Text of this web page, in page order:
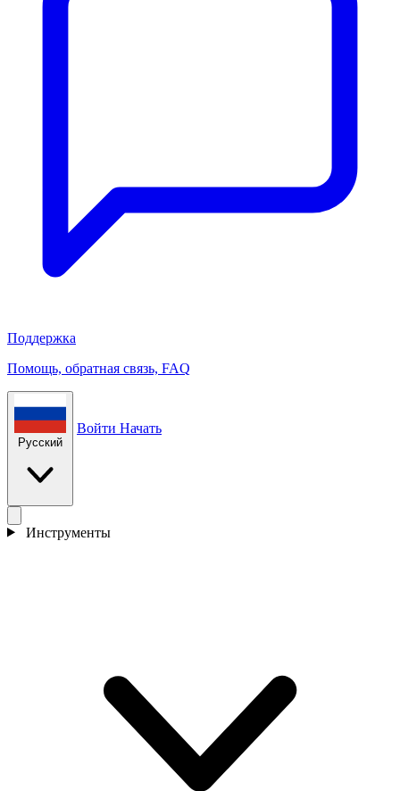
Поддержка
Помощь, обратная связь, FAQ
Русский
Войти Начать
Инструменты